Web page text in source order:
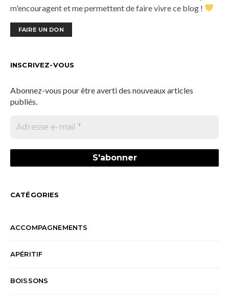
m'encouragent et me permettent de faire vivre ce blog !
FAIRE UN DON
INSCRIVEZ-VOUS
Abonnez-vous pour être averti des nouveaux articles
publiés.
CATÉGORIES
ACCOMPAGNEMENTS
APÉRITIF
BOISSONS